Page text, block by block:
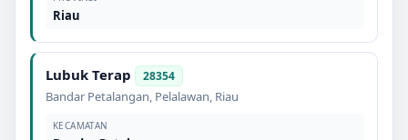
Riau
Lubuk Terap 28354
Bandar Petalangan, Pelalawan, Riau
KECAMATAN